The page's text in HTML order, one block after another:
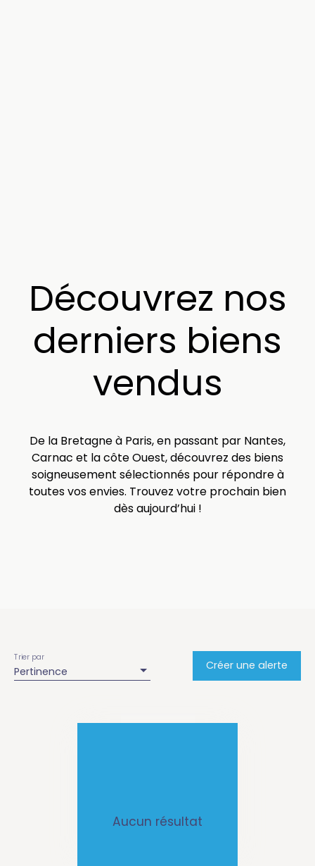
Découvrez nos
derniers biens
vendus
De la Bretagne à Paris, en passant par Nantes,
Carnac et la côte Ouest, découvrez des biens
soigneusement sélectionnés pour répondre à
toutes vos envies. Trouvez votre prochain bien
dès aujourd’hui !
Pertinence
Trier par
Créer une alerte
Aucun résultat